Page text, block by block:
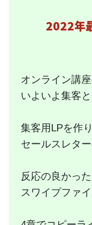
2022年
オンライン講
いよいよ集客と
集客用LPを作
セールスレタ
反応の良かっ
スワイプファ